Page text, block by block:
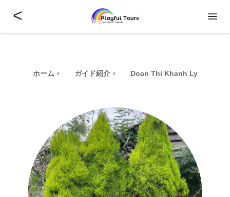
<
ホーム ガイド紹介 Doan Thi Khanh Ly